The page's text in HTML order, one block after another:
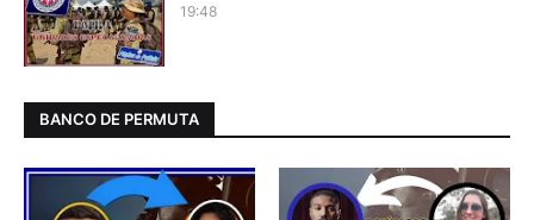
19:48
BANCO DE PERMUTA